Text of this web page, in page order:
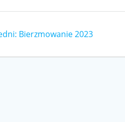
Poprzedni
Bierzmowanie 2023